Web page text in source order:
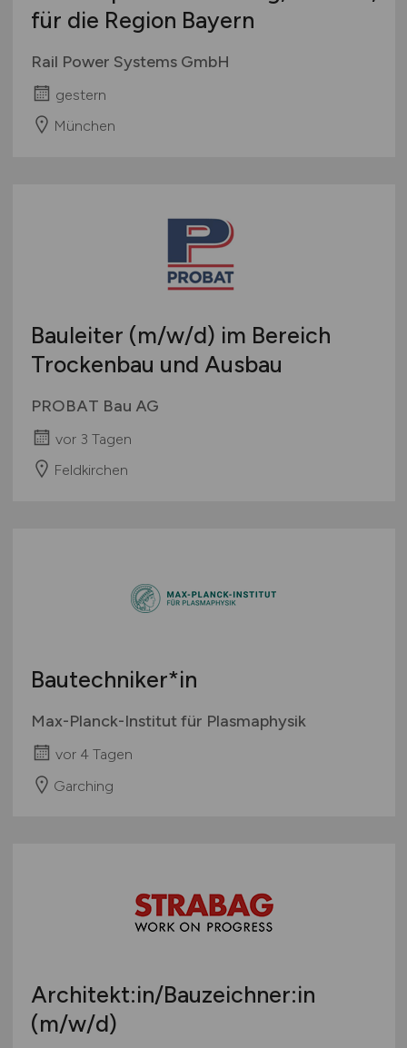
für die Region Bayern
Rail Power Systems GmbH
gestern
München
Bauleiter (m/w/d) im Bereich
Trockenbau und Ausbau
PROBAT Bau AG
vor 3 Tagen
Feldkirchen
Bautechniker*in
Max-Planck-Institut für Plasmaphysik
vor 4 Tagen
Garching
Architekt:in/Bauzeichner:in
(m/w/d)